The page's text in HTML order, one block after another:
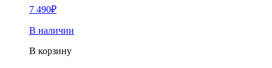
7 490₽
В наличии
В корзину